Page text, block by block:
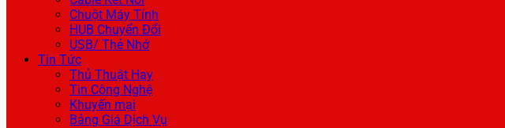
Chuột Máy Tính
HUB Chuyển Đổi
USB/ Thẻ Nhớ
Tin Tức
Thủ Thuật Hay
Tin Công Nghệ
Khuyến mại
Bảng Giá Dịch Vụ